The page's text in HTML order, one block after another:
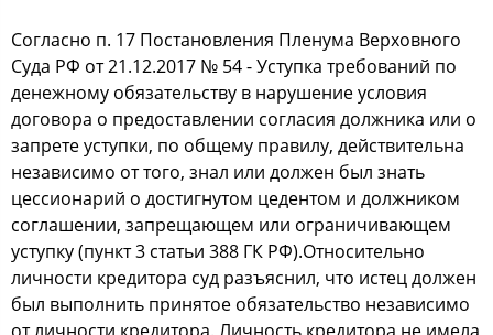
Согласно п. 17 Постановления Пленума Верховного
Суда РФ от 21.12.2017 № 54 - Уступка требований по
денежному обязательству в нарушение условия
договора о предоставлении согласия должника или о
запрете уступки, по общему правилу, действительна
независимо от того, знал или должен был знать
цессионарий о достигнутом цедентом и должником
соглашении, запрещающем или ограничивающем
уступку (пункт 3 статьи 388 ГК РФ).Относительно
личности кредитора суд разъяснил, что истец должен
был выполнить принятое обязательство независимо
от личности кредитора. Личность кредитора не имела